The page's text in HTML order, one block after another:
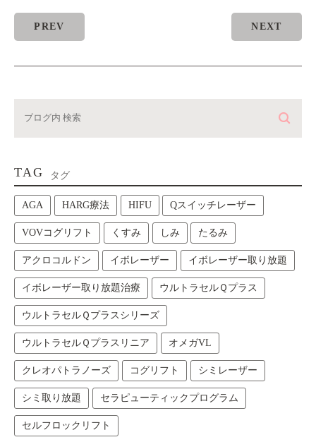
PREV NEXT
TAG タグ
AGA HARG療法 HIFU Qスイッチレーザー
VOVコグリフト くすみ しみ たるみ
アクロコルドン イボレーザー イボレーザー取り放題
イボレーザー取り放題治療 ウルトラセルＱプラス
ウルトラセルＱプラスシリーズ
ウルトラセルＱプラスリニア オメガVL
クレオパトラノーズ コグリフト シミレーザー
シミ取り放題 セラピューティックプログラム
セルフロックリフト